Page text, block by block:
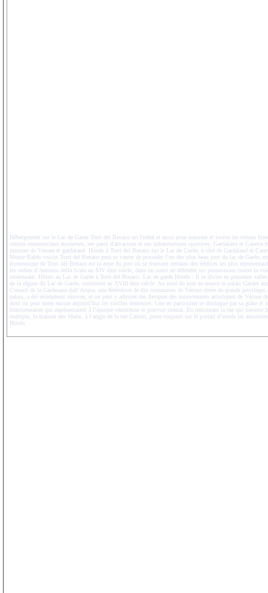
Hébergement sur le Lac de Garde Torri del Benaco est l'idéal et aussi pour sojurner et visiter les trésors
centres commerciaux modernes, ses parcs d'attraction et ses infrastructures sportives: Gardaland et
minutes de Vérone et gardaland. Hôtels à Torri del Benaco sur le Lac de Garde, à côté de Gardaland et
Monte Baldo voisin Torri del Benaco peut se vanter de posséder l’un des plus beau port du lac de
économique de Torri del Benaco est la zone du port où se trouvent certains des édifices les plus
les ordres d’Antonio della Scala au XIV éme siècle, dans un souci de défendre ses possessions contre la
intéressant. Hôtels au Lac de Garde à Torri del Benaco. Lac de garde Hotels - Il se divise en plusieurs
de la région du Lac de Garde, construite au XVIII éme siècle. Au nord du port se trouve le palais Gardes
Conseil de la Gardesana dall’Acqua, une fédération de dix communes de Vérone dotée de grands
palais, a été récemment rénovée, et on peut y admirer des fresques des mouvements artistiques de
dont on peut noter encore aujourd’hui les vieilles demeures. Une en particulier se distingue par sa grâce et
fonctionnaires qui représentaient à l’époque vénitienne le pouvoir central. En remontant la rue qui
exemple, la maison des Marai, à l’angle de la rue Cairoli, porte toujours sur le portail d’entrée les
Hotels